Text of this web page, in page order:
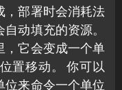
，部署时会消耗法
动填充的资源。
，它会变成一个单
置移动。 你可以
位来命令一个单位